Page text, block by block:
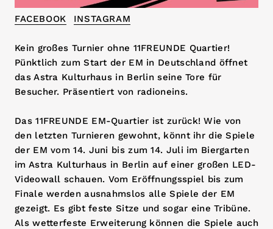
FACEBOOK INSTAGRAM
Kein großes Turnier ohne 11FREUNDE Quartier!
Pünktlich zum Start der EM in Deutschland öffnet
das Astra Kulturhaus in Berlin seine Tore für
Besucher. Präsentiert von radioneins.
Das 11FREUNDE EM-Quartier ist zurück! Wie von
den letzten Turnieren gewohnt, könnt ihr die Spiele
der EM vom 14. Juni bis zum 14. Juli im Biergarten
im Astra Kulturhaus in Berlin auf einer großen LED-
Videowall schauen. Vom Eröffnungsspiel bis zum
Finale werden ausnahmslos alle Spiele der EM
gezeigt. Es gibt feste Sitze und sogar eine Tribüne.
Als wetterfeste Erweiterung können die Spiele auch